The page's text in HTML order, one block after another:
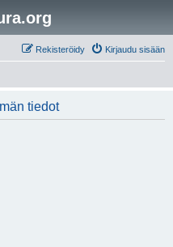
Kirjaudu sisään
Rekisteröidy
tiedot